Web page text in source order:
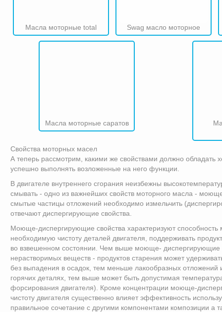
Масла моторные total Swag масло моторное
Масла моторные саратов
Свойства моторных масел
А теперь рассмотрим, какими же свойствами должно обладать
успешно выполнять возложенные на него функции.
В двигателе внутреннего сгорания неизбежны
смывать - одно из важнейших свойств моторного масла -
смытые частицы отложений необходимо измельчить
отвечают диспергирующие свойства.
Моюще-диспергирующие свойства характеризуют способность
необходимую чистоту деталей двигателя, поддерживать
во взвешенном состоянии. Чем выше моюще- диспергирующие
нерастворимых веществ - продуктов старения может
без выпадения в осадок, тем меньше лакообразных отложений
горячих деталях, тем выше может быть допустимая
форсирования двигателя). Кроме концентрации моюще-
чистоту двигателя существенно влияет эффективность
правильное сочетание с другими компонентами композиции а